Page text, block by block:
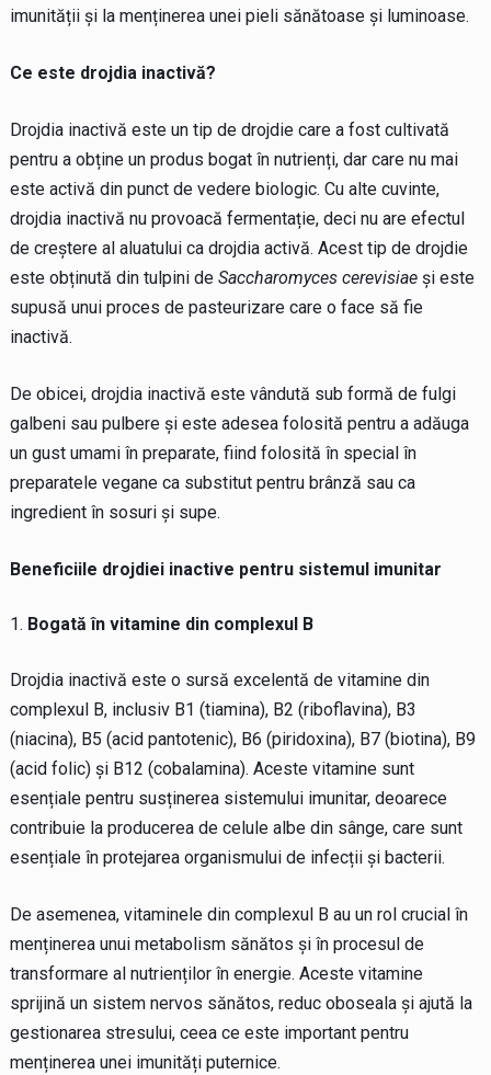
imunității și la menținerea unei pieli sănătoase și luminoase.
Ce este drojdia inactivă?
Drojdia inactivă este un tip de drojdie care a fost cultivată
pentru a obține un produs bogat în nutrienți, dar care nu mai
este activă din punct de vedere biologic. Cu alte cuvinte,
drojdia inactivă nu provoacă fermentație, deci nu are efectul
de creștere al aluatului ca drojdia activă. Acest tip de drojdie
este obținută din tulpini de Saccharomyces cerevisiaeși este
supusă unui proces de pasteurizare care o face să fie
inactivă.
De obicei, drojdia inactivă este vândută sub formă de fulgi
galbeni sau pulbere și este adesea folosită pentru a adăuga
un gust umami în preparate, fiind folosită în special în
preparatele vegane ca substitut pentru brânză sau ca
ingredient în sosuri și supe.
Beneficiile drojdiei inactive pentru sistemul imunitar
Bogată în vitamine din complexul B
Drojdia inactivă este o sursă excelentă de vitamine din
complexul B, inclusiv B1 (tiamina), B2 (riboflavina), B3
(niacina), B5 (acid pantotenic), B6 (piridoxina), B7 (biotina), B9
(acid folic) și B12 (cobalamina). Aceste vitamine sunt
esențiale pentru susținerea sistemului imunitar, deoarece
contribuie la producerea de celule albe din sânge, care sunt
esențiale în protejarea organismului de infecții și bacterii.
De asemenea, vitaminele din complexul B au un rol crucial în
menținerea unui metabolism sănătos și în procesul de
transformare al nutrienților în energie. Aceste vitamine
sprijină un sistem nervos sănătos, reduc oboseala și ajută la
gestionarea stresului, ceea ce este important pentru
menținerea unei imunități puternice.